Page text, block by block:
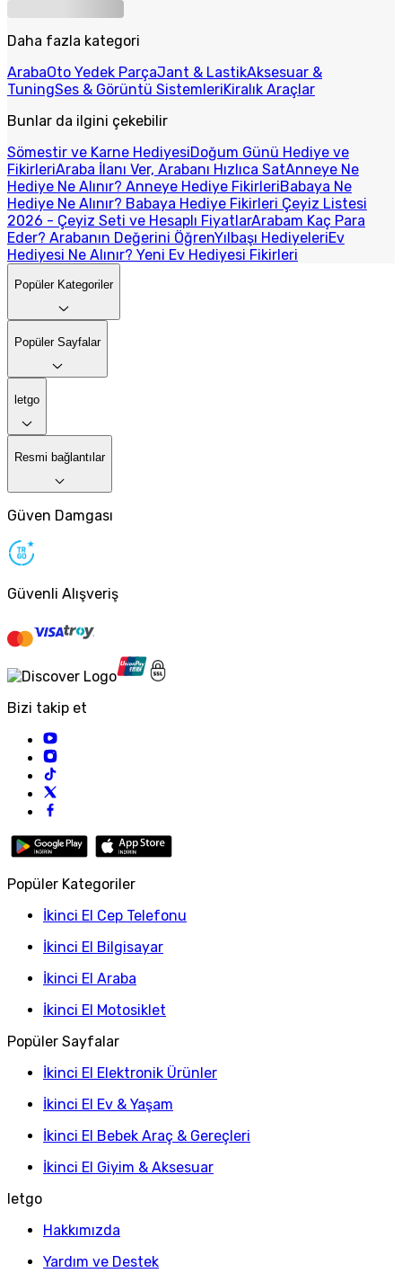
Daha fazla kategori
ArabaOto Yedek ParçaJant & LastikAksesuar &
TuningSes & Görüntü SistemleriKiralık Araçlar
Bunlar da ilgini çekebilir
Sömestir ve Karne HediyesiDoğum Günü Hediye ve
FikirleriAraba İlanı Ver, Arabanı Hızlıca SatAnneye Ne
Hediye Ne Alınır? Anneye Hediye FikirleriBabaya Ne
Hediye Ne Alınır? Babaya Hediye Fikirleri Çeyiz Listesi
2026 - Çeyiz Seti ve Hesaplı FiyatlarArabam Kaç Para
Eder? Arabanın Değerini ÖğrenYılbaşı HediyeleriEv
Hediyesi Ne Alınır? Yeni Ev Hediyesi Fikirleri
Popüler Kategoriler
Popüler Sayfalar
letgo
Resmi bağlantılar
Güven Damgası
Güvenli Alışveriş
Bizi takip et
Popüler Kategoriler
İkinci El Cep Telefonu
İkinci El Bilgisayar
İkinci El Araba
İkinci El Motosiklet
Popüler Sayfalar
İkinci El Elektronik Ürünler
İkinci El Ev & Yaşam
İkinci El Bebek Araç & Gereçleri
İkinci El Giyim & Aksesuar
letgo
Hakkımızda
Yardım ve Destek